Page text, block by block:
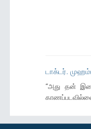
டாக்டர்.
“அது தன்